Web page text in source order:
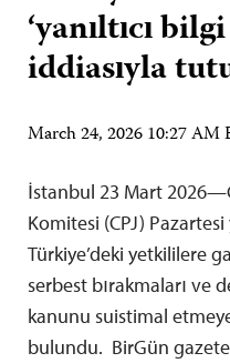
‘yanıltıcı
iddiasıyla
March 24, 2026 10:27 AM
İstanbul 23 Mart
Komitesi (CPJ)
Türkiye’deki yetkililere
serbest bırakmaları ve
kanunu suistimal
bulundu. BirGün